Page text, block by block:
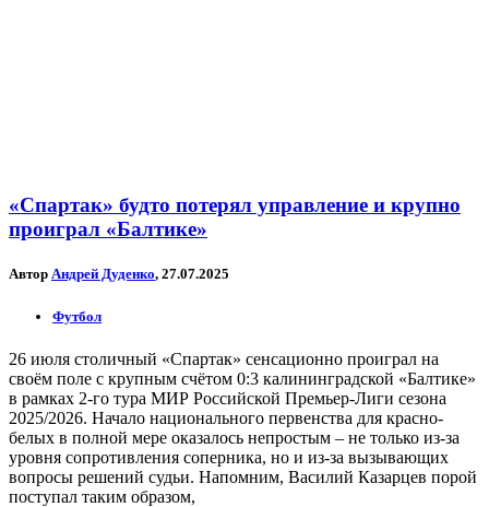
«Спартак» будто потерял управление и крупно
проиграл «Балтике»
Автор Андрей Дуденко, 27.07.2025
Футбол
26 июля столичный «Спартак» сенсационно проиграл на
своём поле с крупным счётом 0:3 калининградской «Балтике»
в рамках 2-го тура МИР Российской Премьер-Лиги сезона
2025/2026. Начало национального первенства для красно-
белых в полной мере оказалось непростым – не только из-за
уровня сопротивления соперника, но и из-за вызывающих
вопросы решений судьи. Напомним, Василий Казарцев порой
поступал таким образом,